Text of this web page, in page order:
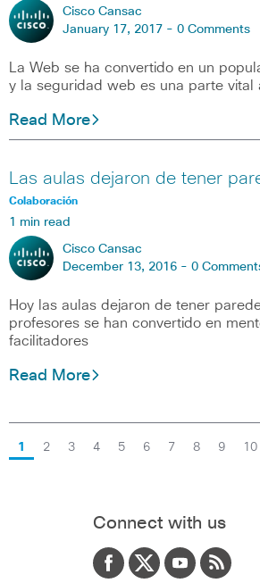
Cisco Cansac
January 17, 2017 - 0 Comments
La Web se ha convertido en un
y la seguridad web es una parte vital
Read More
Las aulas dejaron de tener
Colaboración
1 min read
Cisco Cansac
December 13, 2016 - 0
Hoy las aulas dejaron de tener
profesores se han convertido en
facilitadores
Read More
1 2 3 4 5 6 7 8 9 10
Connect with us